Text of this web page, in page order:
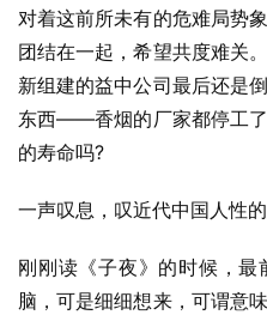
对着这前所未有的危难局势
团结在一起，希望共度难关
新组建的益中公司最后还是
东西——香烟的厂家都停工
的寿命吗?
一声叹息，叹近代中国人性的
刚刚读《子夜》的时候，
脑，可是细细想来，可谓意